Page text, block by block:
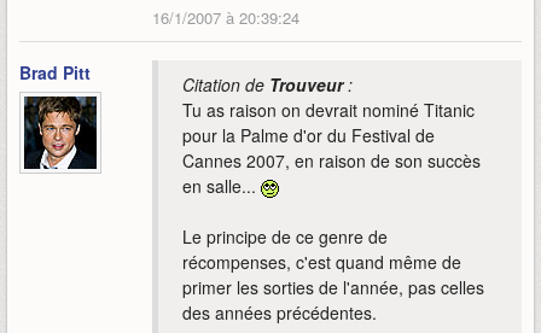
16/1/2007 à 20:39:24
Brad Pitt Citation de Trouveur:
Tu as raison on devrait nominé Titanic
pour la Palme d'or du Festival de
Cannes 2007, en raison de son succès
en salle...
Le principe de ce genre de
récompenses, c'est quand même de
primer les sorties de l'année, pas celles
des années précédentes.